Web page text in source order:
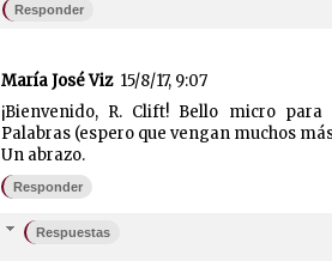
Responder
María José Viz 15/8/17, 9:07
¡Bienvenido, R. Clift! Bello micro
Palabras (espero que vengan muchos
Un abrazo.
Responder
Respuestas